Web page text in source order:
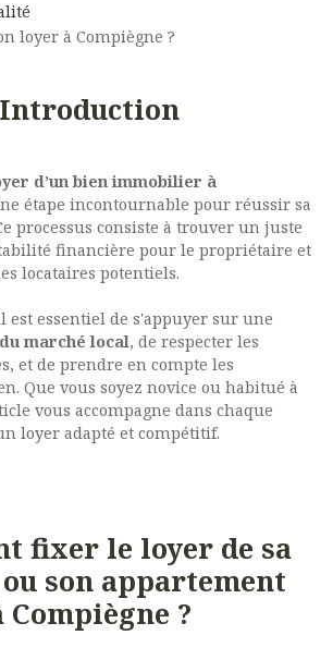
loyer à Compiègne ?
Introduction
d’un bien immobilier à
étape incontournable pour réussir sa
processus consiste à trouver un juste
financière pour le propriétaire et
locataires potentiels.
est essentiel de s'appuyer sur une
marché local, de respecter les
et de prendre en compte les
Que vous soyez novice ou habitué à
vous accompagne dans chaque
loyer adapté et compétitif.
fixer le loyer de sa
son appartement
Compiègne ?